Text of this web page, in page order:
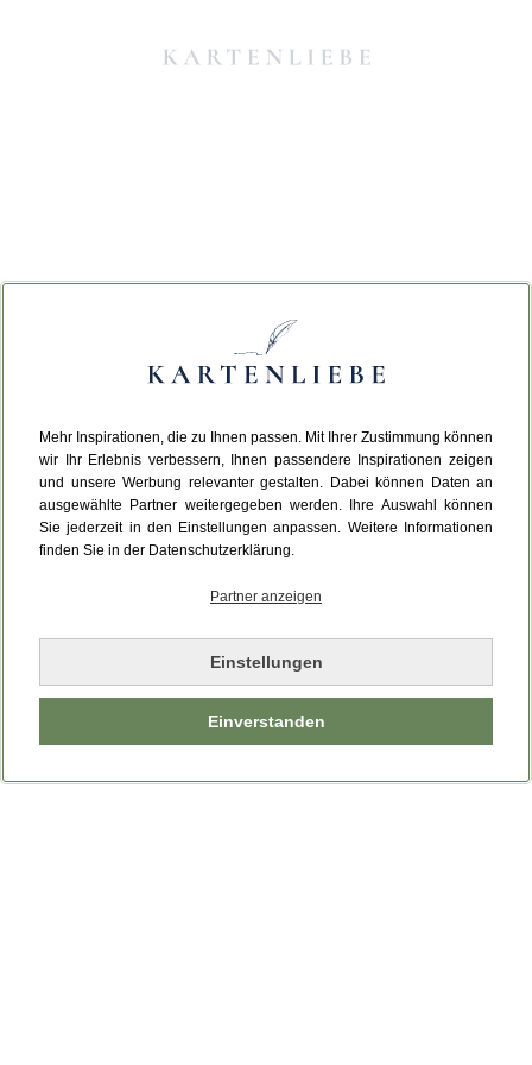
Mehr Inspirationen, die zu Ihnen passen. Mit Ihrer Zustimmung können
wir Ihr Erlebnis verbessern, Ihnen passendere Inspirationen zeigen
und unsere Werbung relevanter gestalten. Dabei können Daten an
ausgewählte Partner weitergegeben werden. Ihre Auswahl können
Sie jederzeit in den Einstellungen anpassen. Weitere Informationen
finden Sie in der Datenschutzerklärung.
Partner anzeigen
Einstellungen
Einverstanden
Da ist etwas schiefgelaufen.
Leider ist ein technischer Fehler aufgetreten.
Bitte laden Sie die Seite neu.